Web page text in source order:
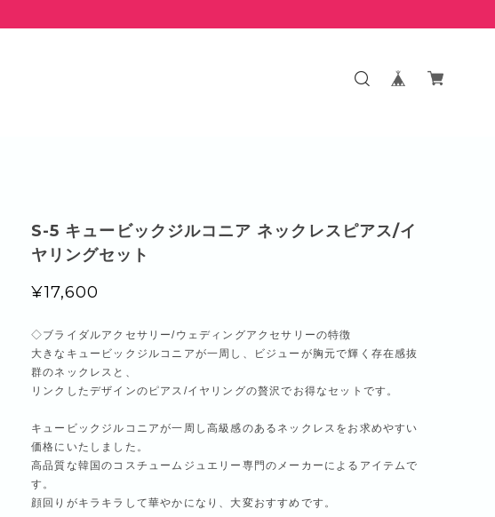
S-5 キュービックジルコニア ネックレスピアス/イ
ヤリングセット
¥17,600
◇ブライダルアクセサリー/ウェディングアクセサリーの特徴
大きなキュービックジルコニアが一周し、ビジューが胸元で輝く存在感抜
群のネックレスと、
リンクしたデザインのピアス/イヤリングの贅沢でお得なセットです。
キュービックジルコニアが一周し高級感のあるネックレスをお求めやすい
価格にいたしました。
高品質な韓国のコスチュームジュエリー専門のメーカーによるアイテムで
す。
顔回りがキラキラして華やかになり、大変おすすめです。